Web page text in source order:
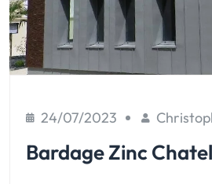
24/07/2023
Bardage Zinc